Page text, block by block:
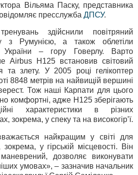
Вільяма Паску, представника
пресслужба ДПСУ.
здійснили повітряний
з Румунією, а також облетіли
– гору Говерлу. Варто
Airbus Н125 встановив світовий
та злету. У 2005 році гелікоптер
8848 метрів на найвищій вершині
Тож наші Карпати для цього
комфортні, адже Н125 зберігають
характеристики в різних
зокрема, у спеку та на високогір’ї.
найкращим у світі для
у гірській місцевості. Він
дозволяє виконувати
умовах», – зазначив начальник